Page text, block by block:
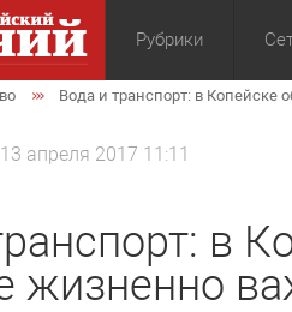
Рубрики
Общество
Вода и транспорт: в
13 апреля 2017 11:11
в
жизненно